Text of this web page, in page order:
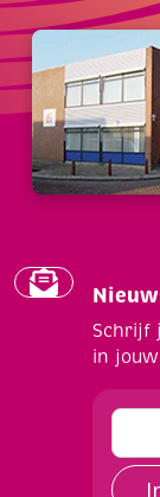
Schrijf
in